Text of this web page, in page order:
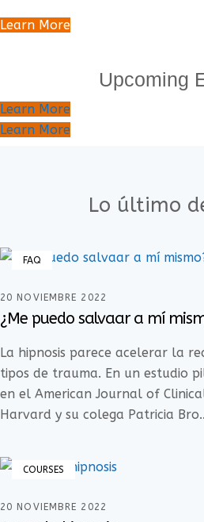
Learn More
Upcoming
Learn More
Learn More
Lo último
¿Me puedo salvaar a mí
20 NOVIEMBRE 2022
FAQ
La hipnosis parece acelerar la
tipos de trauma. En un estudio
en el American Journal of
Harvard y su colega Patricia
20 NOVIEMBRE 2022
COURSES